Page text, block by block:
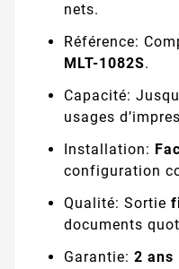
nets.
Référence:
MLT-1082S.
Capacité:
usages
Installation:
configuration
Qualité: Sortie
documents
Garantie: 2 ans